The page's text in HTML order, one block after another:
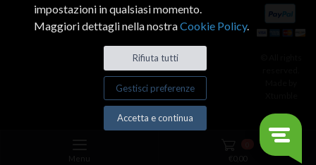
impostazioni in qualsiasi momento.
Maggiori dettagli nella nostraCookie Policy.
Rifiuta tutti
Gestisci preferenze
Accetta e continua